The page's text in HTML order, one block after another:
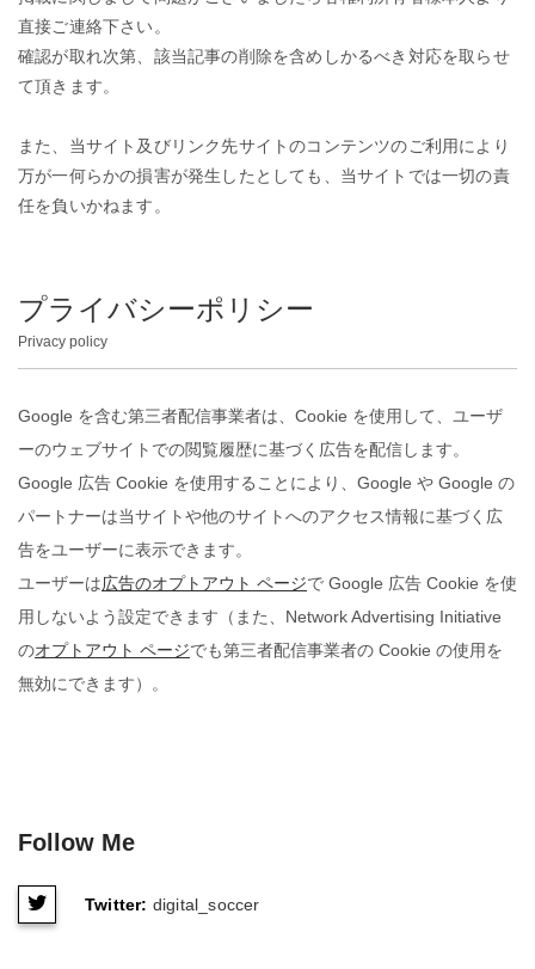
直接ご連絡下さい。
確認が取れ次第、該当記事の削除を含めしかるべき対応を取らせ
て頂きます。
また、当サイト及びリンク先サイトのコンテンツのご利用により
万が一何らかの損害が発生したとしても、当サイトでは一切の責
任を負いかねます。
プライバシーポリシー
Privacy policy
Google を含む第三者配信事業者は、Cookie を使用して、ユーザ
ーのウェブサイトでの閲覧履歴に基づく広告を配信します。
Google 広告 Cookie を使用することにより、Google や Google の
パートナーは当サイトや他のサイトへのアクセス情報に基づく広
告をユーザーに表示できます。
ユーザーは広告のオプトアウト ページで Google 広告 Cookie を使
用しないよう設定できます（また、Network Advertising Initiative
のオプトアウト ページでも第三者配信事業者の Cookie の使用を
無効にできます）。
Follow Me
Twitter: digital_soccer